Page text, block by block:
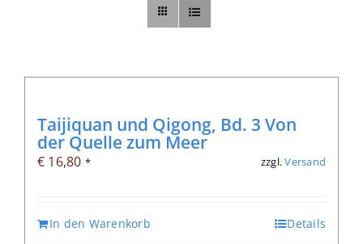
Taijiquan und Qigong, Bd. 3 Von
der Quelle zum Meer
€ 16,80 * zzgl.Versand
In den Warenkorb Details